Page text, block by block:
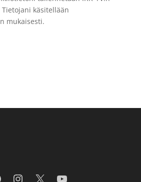
käsitellään
mukaisesti.